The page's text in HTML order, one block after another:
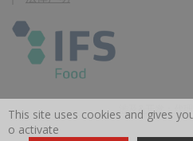
涉及&开发：代
This site uses cookies and gives
o activate